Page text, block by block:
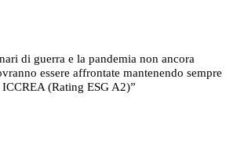
di guerra e la pandemia non ancora
essere affrontate mantenendo sempre
(Rating ESG A2)”